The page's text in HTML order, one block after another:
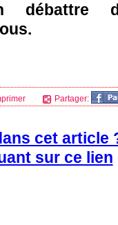
débattre
Partager:
cet article
sur ce lien